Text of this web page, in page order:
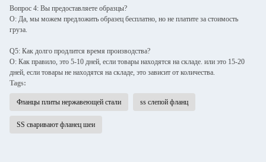
Вопрос 4: Вы предоставляете образцы?
О: Да, мы можем предложить образец бесплатно, но не платите за стоимость
груза.
Q5: Как долго продлится время производства?
О: Как правило, это 5-10 дней, если товары находятся на складе. или это 15-20
дней, если товары не находятся на складе, это зависит от количества.
Tags:
Фланцы плиты нержавеющей стали ss слепой фланц
SS сваривают фланец шеи